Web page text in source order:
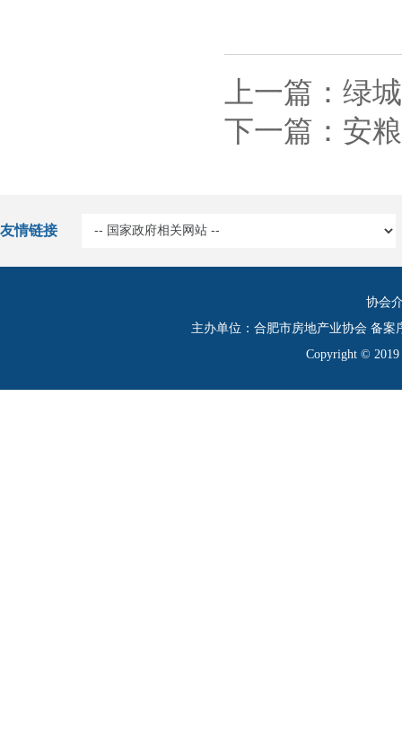
上一篇：绿
下一篇：安
友情链接
协会
主办单位：合肥市房地产业协会 备案
Copyright ©